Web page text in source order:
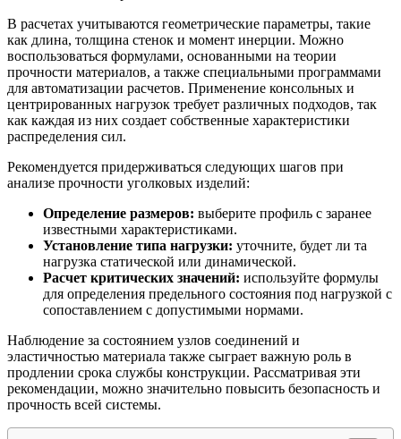
В расчетах учитываются геометрические параметры, такие
как длина, толщина стенок и момент инерции. Можно
воспользоваться формулами, основанными на теории
прочности материалов, а также специальными программами
для автоматизации расчетов. Применение консольных и
центрированных нагрузок требует различных подходов, так
как каждая из них создает собственные характеристики
распределения сил.
Рекомендуется придерживаться следующих шагов при
анализе прочности уголковых изделий:
Определение размеров: выберите профиль с заранее
известными характеристиками.
Установление типа нагрузки: уточните, будет ли та
нагрузка статической или динамической.
Расчет критических значений: используйте формулы
для определения предельного состояния под нагрузкой с
сопоставлением с допустимыми нормами.
Наблюдение за состоянием узлов соединений и
эластичностью материала также сыграет важную роль в
продлении срока службы конструкции. Рассматривая эти
рекомендации, можно значительно повысить безопасность и
прочность всей системы.